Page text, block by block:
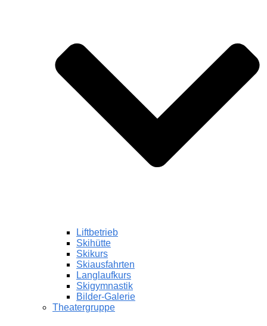
Liftbetrieb
Skihütte
Skikurs
Skiausfahrten
Langlaufkurs
Skigymnastik
Bilder-Galerie
Theatergruppe